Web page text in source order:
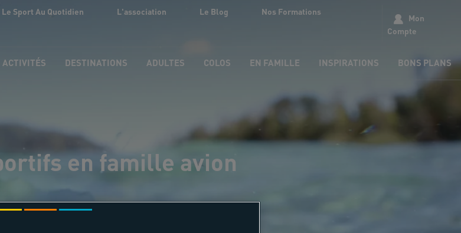
Le Sport Au Quotidien L'association Le Blog Nos Formations
Mon
Compte
ACTIVITÉS DESTINATIONS ADULTES COLOS EN FAMILLE INSPIRATIONS BONS PLANS
en famille avion